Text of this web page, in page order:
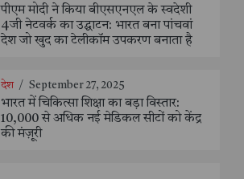
पीएम मोदी ने किया बीएसएनएल के स्वदेशी
4जी नेटवर्क का उद्घाटन: भारत बना पांचवां
देश जो खुद का टेलीकॉम उपकरण बनाता है
देश / September 27, 2025
भारत में चिकित्सा शिक्षा का बड़ा विस्तार:
10,000 से अधिक नई मेडिकल सीटों को केंद्र
की मंज़ूरी